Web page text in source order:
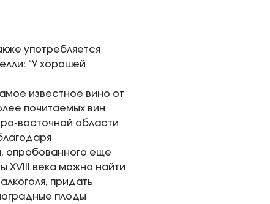
употребляется
“У хорошей
известное вино от
почитаемых вин
восточной области
опробованного еще
XVIII века можно найти
придать
плоды